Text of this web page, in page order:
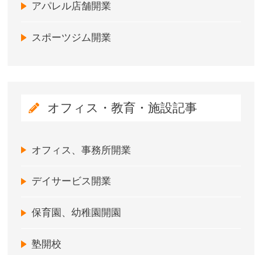
アパレル店舗開業
スポーツジム開業
オフィス・教育・施設記事
オフィス、事務所開業
デイサービス開業
保育園、幼稚園開園
塾開校